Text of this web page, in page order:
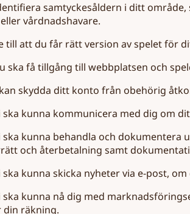
samtyckesåldern i ditt
vårdnadshavare.
till att du får rätt version av spelet för
ska få tillgång till webbplatsen och
skydda ditt konto från obehörig
ska kunna kommunicera med dig om
ska kunna behandla och dokumentera
och återbetalning samt
ska kunna skicka nyheter via e-post,
ska kunna nå dig med
räkning.